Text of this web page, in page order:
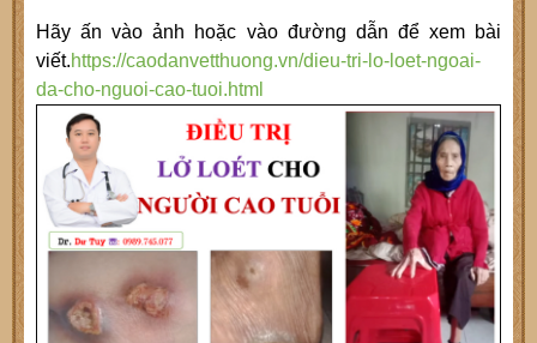
Hãy ấn vào ảnh hoặc vào đường dẫn để xem bài
viết.https://caodanvetthuong.vn/dieu-tri-lo-loet-ngoai-
da-cho-nguoi-cao-tuoi.html